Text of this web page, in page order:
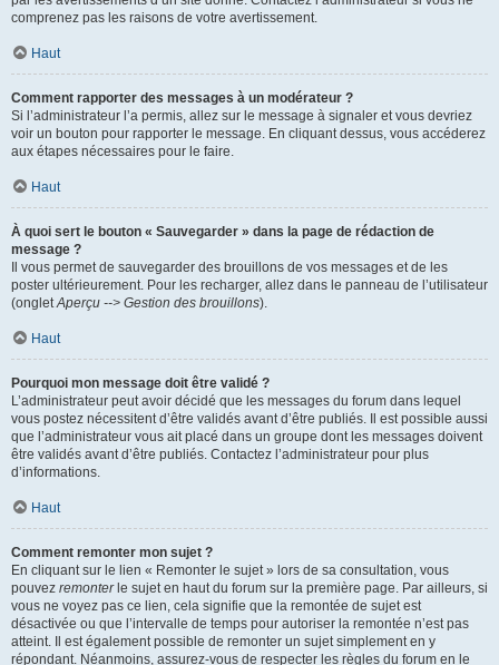
comprenez pas les raisons de votre avertissement.
Haut
Comment rapporter des messages à un modérateur ?
Si l’administrateur l’a permis, allez sur le message à signaler et vous devriez
voir un bouton pour rapporter le message. En cliquant dessus, vous accéderez
aux étapes nécessaires pour le faire.
Haut
À quoi sert le bouton « Sauvegarder » dans la page de rédaction de
message ?
Il vous permet de sauvegarder des brouillons de vos messages et de les
poster ultérieurement. Pour les recharger, allez dans le panneau de l’utilisateur
(ongletAperçu --> Gestion des brouillons).
Haut
Pourquoi mon message doit être validé ?
L’administrateur peut avoir décidé que les messages du forum dans lequel
vous postez nécessitent d’être validés avant d’être publiés. Il est possible aussi
que l’administrateur vous ait placé dans un groupe dont les messages doivent
être validés avant d’être publiés. Contactez l’administrateur pour plus
d’informations.
Haut
Comment remonter mon sujet ?
En cliquant sur le lien « Remonter le sujet » lors de sa consultation, vous
pouvez remonterle sujet en haut du forum sur la première page. Par ailleurs, si
vous ne voyez pas ce lien, cela signifie que la remontée de sujet est
désactivée ou que l’intervalle de temps pour autoriser la remontée n’est pas
atteint. Il est également possible de remonter un sujet simplement en y
répondant. Néanmoins, assurez-vous de respecter les règles du forum en le